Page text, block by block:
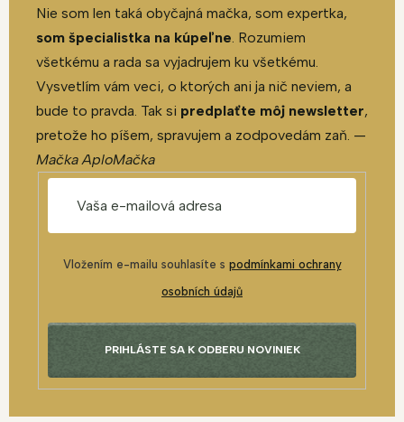
Nie som len taká obyčajná mačka, som expertka,
som špecialistka na kúpeľne. Rozumiem
všetkému a rada sa vyjadrujem ku všetkému.
Vysvetlím vám veci, o ktorých ani ja nič neviem, a
bude to pravda. Tak si predplaťte môj newsletter,
pretože ho píšem, spravujem a zodpovedám zaň. —
Mačka AploMačka
Vložením e-mailu souhlasíte s podmínkami ochrany
osobních údajů
PRIHLÁSTE SA K ODBERU NOVINIEK